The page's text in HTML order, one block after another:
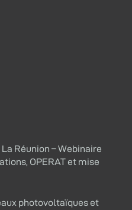
Réunion – Webinaire
OPERAT et mise
photovoltaïques et